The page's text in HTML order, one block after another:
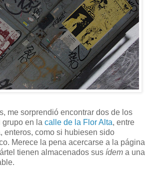
me sorprendió encontrar dos de los
grupo en la calle de la Flor Alta, entre
enteros, como si hubiesen sido
Merece la pena acercarse a la página
tienen almacenados sus ídem a una